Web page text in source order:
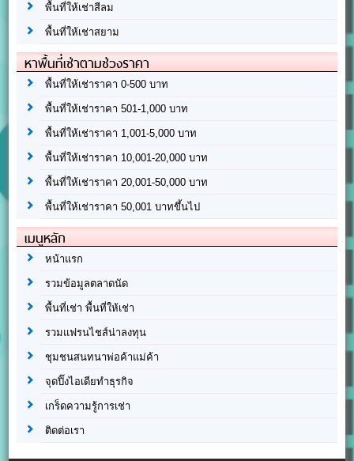
พื้นที่ให้เช่าสีลม
พื้นที่ให้เช่าสยาม
หาพื้นที่เช่าตามช่วงราคา
พื้นที่ให้เช่าราคา 0-500 บาท
พื้นที่ให้เช่าราคา 501-1,000 บาท
พื้นที่ให้เช่าราคา 1,001-5,000 บาท
พื้นที่ให้เช่าราคา 10,001-20,000 บาท
พื้นที่ให้เช่าราคา 20,001-50,000 บาท
พื้นที่ให้เช่าราคา 50,001 บาทขึ้นไป
เมนูหลัก
หน้าแรก
รวมข้อมูลตลาดนัด
พื้นที่เช่า พื้นที่ให้เช่า
รวมแฟรนไชส์น่าลงทุน
ชุมชนสนทนาพ่อค้าแม่ค้า
จุดปิ๊งไอเดียทำธุรกิจ
เกร็ดความรู้การเช่า
ติดต่อเรา